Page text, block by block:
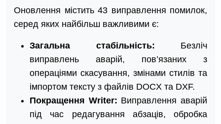
Оновлення містить 43 виправлення помилок,
серед яких найбільш важливими є:
Загальна стабільність: Безліч
виправлень аварій, пов’язаних з
операціями скасування, змінами стилів та
імпортом тексту з файлів DOCX та DXF.
Покращення Writer: Виправлення аварій
під час редагування абзаців, обробка